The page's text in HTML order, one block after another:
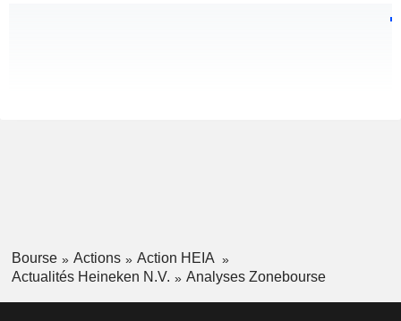
Bourse Actions
Action HEIA
Actualités Heineken N.V.
Analyses Zonebourse